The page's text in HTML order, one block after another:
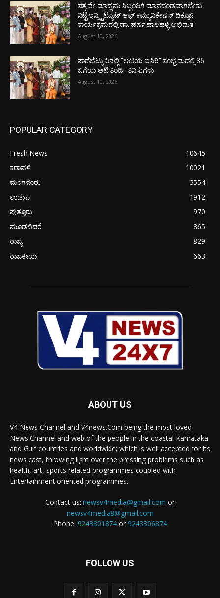
ಸತ್ಯವೇ ಮಾಧ್ಯಮ ಸಿಬ್ಬಂದಿಗೆ ಮಾನದಂಡವಾಗಬೇಕು:
ನಿಟ್ಟೆ ಇನ್ಸ್ಟಿಟ್ಯೂಟ್ ಆಫ್ ಕಮ್ಯುನಿಕೇಷನ್ ದಿಕ್ಸೂಚಿ
ಕಾರ್ಯಕ್ರಮದಲ್ಲಿ ಡಾ. ಹರ್ಷ ಹಾಲಹಳ್ಳಿ ಅಭಿಮತ
August 10, 2026
ಪಾದೆಬೆಟ್ಟುವಿನಲ್ಲಿ “ಆಟಿಯ ಐಸಿರಿ’’ ಸಂಭ್ರಮದಲ್ಲಿ 35
ಬಗೆಯ ಆಟಿ ತಿಂಡಿ–ತಿನಿಸುಗಳು
August 10, 2026
POPULAR CATEGORY
Fresh News
10645
ಕರಾವಳಿ
10021
ಮಂಗಳೂರು
3554
ಉಡುಪಿ
1912
ಪುತ್ತೂರು
970
ಮೂಡಬಿದರೆ
865
ರಾಜ್ಯ
829
ರಾಜಕೀಯ
663
ABOUT US
V4 News Channel and V4news.Com being the most loved
News Channel and web of the people in the coastal Karnataka
and Gulf countries and worldwide; which is well accepted for its
news cast, throwing light over the pressing problems such as
health, art, sports related programmes coupled with
Entertainment oriented programmes.
Contact us: newsv4media@gmail.com or
newsv4media8@gmail.com
Phone: 9243301874or 9243306874
FOLLOW US